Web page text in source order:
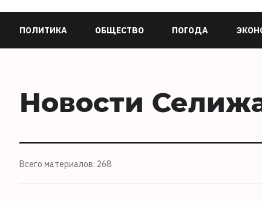
ПОЛИТИКА ОБЩЕСТВО ПОГОДА
Новости
Всего материалов: 268